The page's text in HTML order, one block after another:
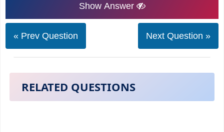
Show Answer
« Prev Question Next Question »
RELATED QUESTIONS